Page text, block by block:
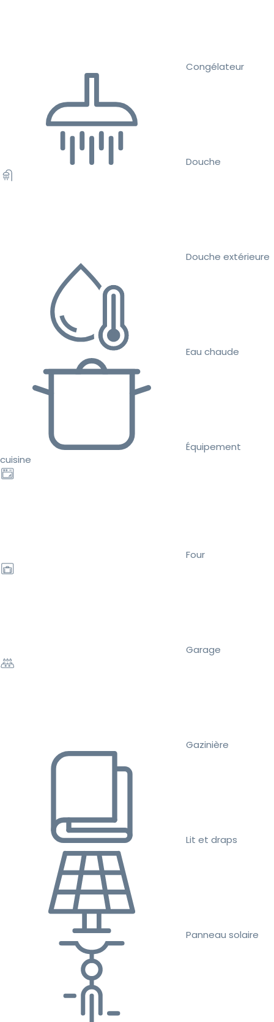
Congélateur
Douche
Douche extérieure
Eau chaude
Équipement
cuisine
Four
Garage
Gazinière
Lit et draps
Panneau solaire